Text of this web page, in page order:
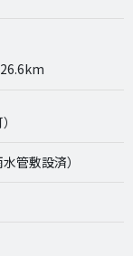
管敷設済）